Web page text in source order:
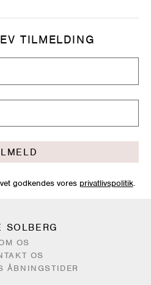
TILMELDING
godkendes vores privatlivspolitik.
SOLBERG
OS
OS
ÅBNINGSTIDER